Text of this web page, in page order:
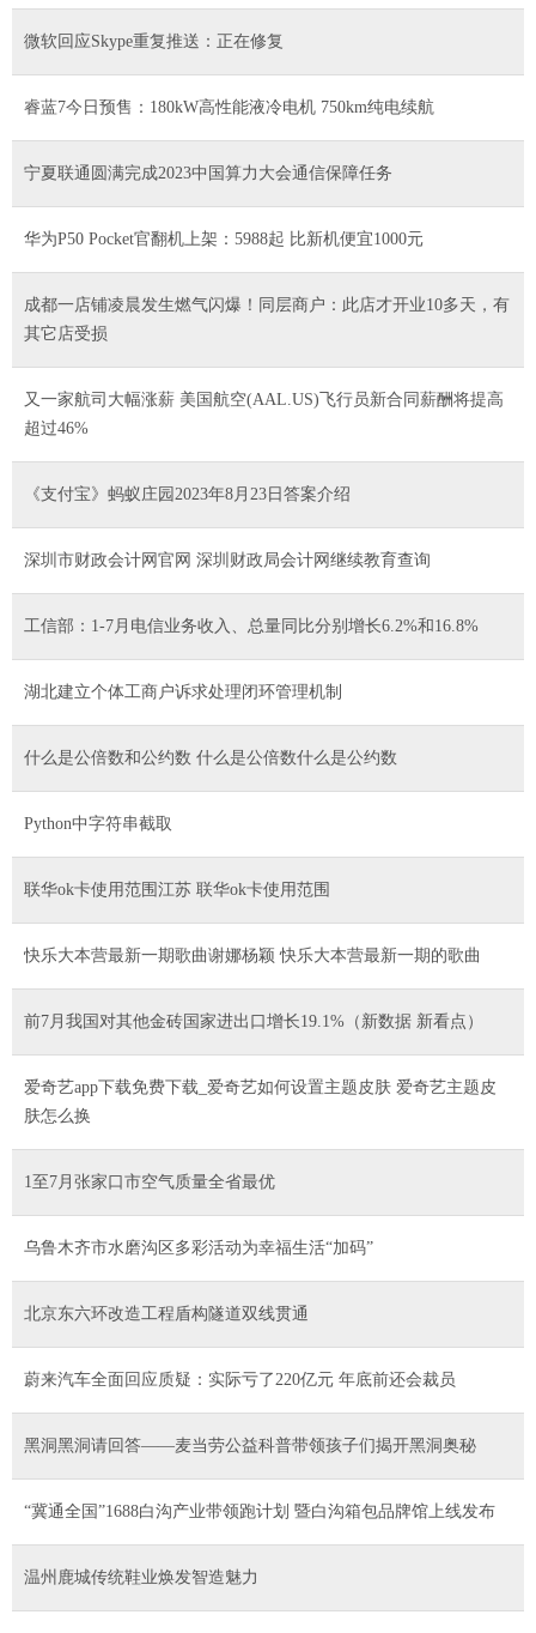
微软回应Skype重复推送：正在修复
睿蓝7今日预售：180kW高性能液冷电机 750km纯电续航
宁夏联通圆满完成2023中国算力大会通信保障任务
华为P50 Pocket官翻机上架：5988起 比新机便宜1000元
成都一店铺凌晨发生燃气闪爆！同层商户：此店才开业10多天，有
其它店受损
又一家航司大幅涨薪 美国航空(AAL.US)飞行员新合同薪酬将提高
超过46%
《支付宝》蚂蚁庄园2023年8月23日答案介绍
深圳市财政会计网官网 深圳财政局会计网继续教育查询
工信部：1-7月电信业务收入、总量同比分别增长6.2%和16.8%
湖北建立个体工商户诉求处理闭环管理机制
什么是公倍数和公约数 什么是公倍数什么是公约数
Python中字符串截取
联华ok卡使用范围江苏 联华ok卡使用范围
快乐大本营最新一期歌曲谢娜杨颖 快乐大本营最新一期的歌曲
前7月我国对其他金砖国家进出口增长19.1%（新数据 新看点）
爱奇艺app下载免费下载_爱奇艺如何设置主题皮肤 爱奇艺主题皮
肤怎么换
1至7月张家口市空气质量全省最优
乌鲁木齐市水磨沟区多彩活动为幸福生活“加码”
北京东六环改造工程盾构隧道双线贯通
蔚来汽车全面回应质疑：实际亏了220亿元 年底前还会裁员
黑洞黑洞请回答——麦当劳公益科普带领孩子们揭开黑洞奥秘
“冀通全国”1688白沟产业带领跑计划 暨白沟箱包品牌馆上线发布
温州鹿城传统鞋业焕发智造魅力